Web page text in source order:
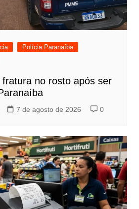
Polícia Paranaíba
no rosto após ser
7 de agosto de 2026 0